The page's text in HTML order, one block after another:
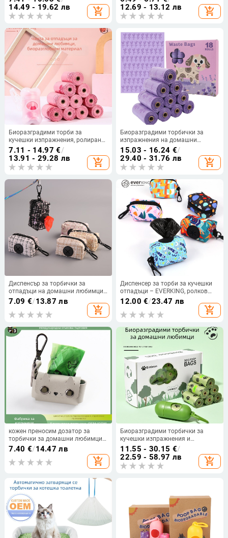
14.49 - 19.62 лв
add_shopping_cart
12.69 - 13.12 лв
add_shopping_cart
Биоразградими торби за
кучешки изпражнения, ролирани,
PE+EPI материал, удебелени,
преносим комплект
7.11 - 14.97 €/
13.91 - 29.28 лв
add_shopping_cart
Биоразградими торбички за
изпражнения на домашни
любимци с персонализирано
лого
15.03 - 16.24 €/
29.40 - 31.76 лв
add_shopping_cart
Диспенсър за торбички за
отпадъци на домашни любимци
и чанта за съхранение на
торбички – плосък вход,
полиестер, удебелен, марка
7.09 €/13.87 лв
add_shopping_cart
Диспенсер за торби за кучешки
отпадъци – EVERKING, ролков
стил, Oxford плат, произход Фучоу
12.00 €/23.47 лв
add_shopping_cart
кожен преносим дозатор за
торбички за домашни любимци с
карикатурен дизайн и плосък
7.40 €/14.47 лв
add_shopping_cart
Биоразградими торбички за
кучешки изпражнения и
инструмент за събиране на
котешки изпражнения | ролка, PE
11.55 - 30.15 €/
22.59 - 58.97 лв
add_shopping_cart